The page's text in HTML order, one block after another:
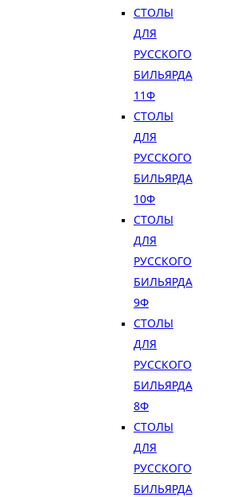
СТОЛЫ
ДЛЯ
РУССКОГО
БИЛЬЯРДА
11Ф
СТОЛЫ
ДЛЯ
РУССКОГО
БИЛЬЯРДА
10Ф
СТОЛЫ
ДЛЯ
РУССКОГО
БИЛЬЯРДА
9Ф
СТОЛЫ
ДЛЯ
РУССКОГО
БИЛЬЯРДА
8Ф
СТОЛЫ
ДЛЯ
РУССКОГО
БИЛЬЯРДА